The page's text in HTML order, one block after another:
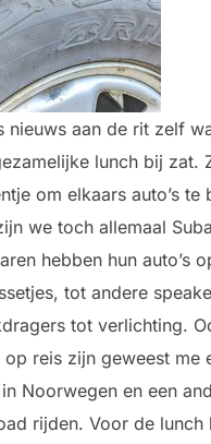
nieuws aan de rit zelf
lunch bij zat.
om elkaars auto’s te
we toch allemaal
hebben hun auto’s
tot andere
tot verlichting.
op reis zijn geweest me
Noorwegen en een
rijden. Voor de lunch